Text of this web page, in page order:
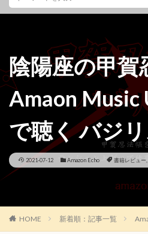
陰陽座の甲賀
Amaon Music
で聴く バジ
2021-07-12 Amazon Echo 書籍レビュー,
HOME 新着順：記事一覧